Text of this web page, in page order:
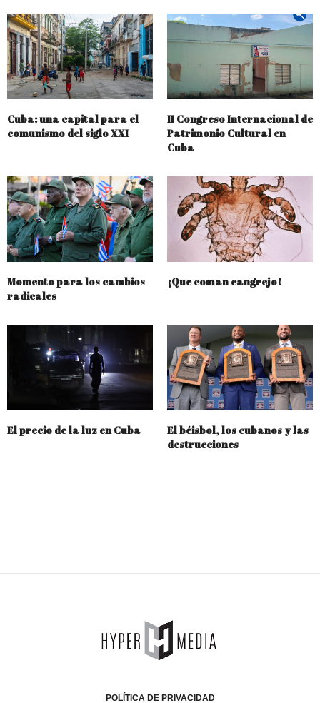
Cuba: una capital para el
comunismo del siglo XXI
II Congreso Internacional de
Patrimonio Cultural en
Cuba
Momento para los cambios
radicales
¡Que coman cangrejo!
El precio de la luz en Cuba
El béisbol, los cubanos y las
destrucciones
POLÍTICA DE PRIVACIDAD